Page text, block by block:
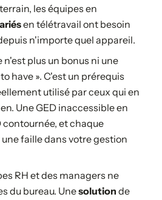
les équipes en
en télétravail ont besoin
n'importe quel appareil.
plus un bonus ni une
have ». C'est un prérequis
utilisé par ceux qui en
Une GED inaccessible en
contournée, et chaque
faille dans votre gestion
RH et des managers ne
du bureau. Unesolution de